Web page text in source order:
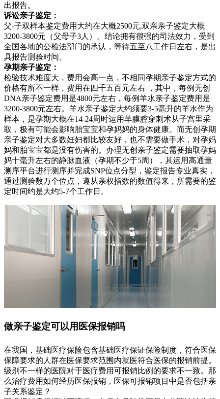
出报告。
诉讼亲子鉴定：
父-子双样本鉴定费用大约在大概2500元,双亲亲子鉴定大概
3200-3800元（父母子3人）。结论拥有很强的司法效力，受到
全国各地的公检法部门的承认，等待五至八工作日左右，是出
具报告测验时间。
孕期亲子鉴定：
检验技术难度大，费用会高一点，不相同孕期亲子鉴定方式的
价格有所不一样，费用在四千五百元左右 ，其中，每例无创
DNA亲子鉴定费用是4800元左右，每例羊水亲子鉴定费用是
3200-3800元左右。羊水亲子鉴定大约须要3-5毫升的羊水作为
样本，是孕期大概在14-24周时运用羊膜腔穿刺术从子宫里采
取，极有可能会影响胎宝宝和孕妈妈的身体健康。而无创孕期
亲子鉴定对大多数妊妇都比较友好，也不需要做手术，对孕妈
妈和胎宝宝都是没有伤害的。办理无创亲子鉴定需要抽取孕妈
妈十毫升左右的静脉血液（孕期不少于5周），其运用高通量
测序平台进行测序并完成SNP位点分型，鉴定报告专业真实，
通过测验数万个位点，遵从亲权指数的数值得来，所需要的鉴
定时间约是大约5-7个工作日。
做亲子鉴定可以用医保报销吗
在我国，基础医疗保险包含基础医疗保证保险制度，符合医保
保障要求的人群在医保要求范围内就医符合医保的报销前提。
级别不一样的医院对于医疗费用可报销比例的要求不一致。那
么治疗费用如何经历医保报销，医保可报销项目中是否包括亲
子关系鉴定？